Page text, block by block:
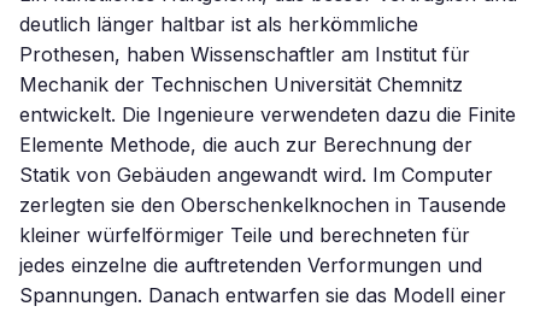
deutlich länger haltbar ist als herkömmliche
Prothesen, haben Wissenschaftler am Institut für
Mechanik der Technischen Universität Chemnitz
entwickelt. Die Ingenieure verwendeten dazu die Finite
Elemente Methode, die auch zur Berechnung der
Statik von Gebäuden angewandt wird. Im Computer
zerlegten sie den Oberschenkelknochen in Tausende
kleiner würfelförmiger Teile und berechneten für
jedes einzelne die auftretenden Verformungen und
Spannungen. Danach entwarfen sie das Modell einer